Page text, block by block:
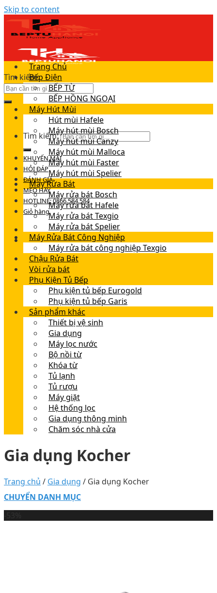
Skip to content
Tìm kiếm:
Tìm kiếm:
KHUYẾN MÃI
HỎI ĐÁP
ĐÁNH GIÁ
MẸO HAY
HOTLINE: 0866.584.584
Giỏ hàng
Trang Chủ
Bếp Điện
BẾP TỪ
BẾP HỒNG NGOẠI
Máy Hút Mùi
Hút mùi Hafele
Máy hút mùi Bosch
Máy hút mùi Canzy
Máy hút mùi Malloca
Máy hút mùi Faster
Máy hút mùi Spelier
Máy Rửa Bát
Máy rửa bát Bosch
Máy rửa bát Hafele
Máy rửa bát Texgio
Máy rửa bát Spelier
Máy Rửa Bát Công Nghiệp
Máy rửa bát công nghiệp Texgio
Chậu Rửa Bát
Vòi rửa bát
Phụ Kiện Tủ Bếp
Phụ kiện tủ bếp Eurogold
Phụ kiện tủ bếp Garis
Sản phẩm khác
Thiết bị vệ sinh
Gia dụng
Máy lọc nước
Bộ nồi từ
Khóa từ
Tủ lạnh
Tủ rượu
Máy giặt
Hệ thống lọc
Gia dụng thông minh
Chăm sóc nhà cửa
Gia dụng Kocher
Trang chủ / Gia dụng / Gia dụng Kocher
CHUYỂN DANH MỤC